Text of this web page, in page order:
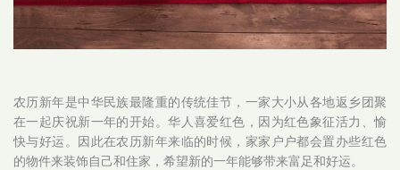
农历新年是中华民族最隆重的传统佳节，一家大小从各地返乡团聚
在一起庆祝新一年的开始。华人喜爱红色，因为红色象征活力、愉
快与好运。因此在农历新年来临的时候，家家户户都会置办些红色
的物件来装饰自己和住家，希望新的一年能够带来富足和好运。